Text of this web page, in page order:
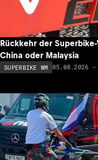
Rückkehr der
China oder Malaysia
SUPERBIKE WM 05.08.2026 -